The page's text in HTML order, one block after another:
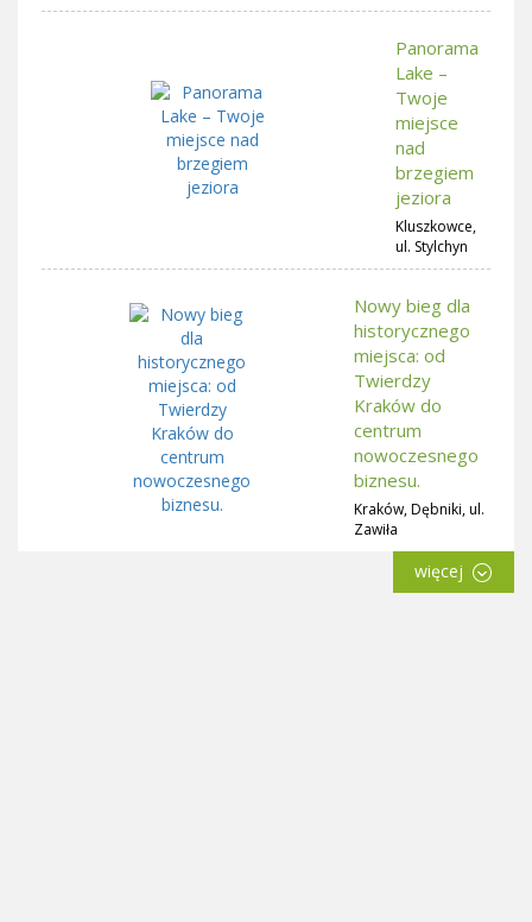
Panorama
Lake –
Twoje
miejsce
nad
brzegiem
jeziora
Kluszkowce,
ul. Stylchyn
Nowy bieg dla
historycznego
miejsca: od
Twierdzy
Kraków do
centrum
nowoczesnego
biznesu.
Kraków, Dębniki, ul.
Zawiła
więcej